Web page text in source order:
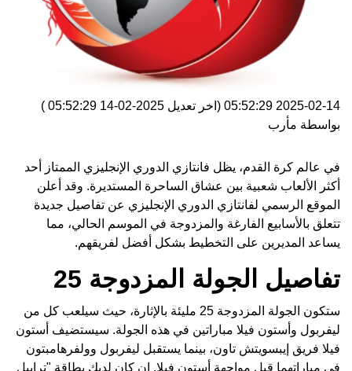
2025-02-14 05:52:29 (اخر تعديل 2025-02-14 05:52:29
)
بواسطة مأرب
في عالم كرة القدم، يظل فانتازي الدوري الإنجليزي الممتاز أحد
أكثر الألعاب شعبية بين عشاق الساحرة المستديرة. وقد أعلن
الموقع الرسمي لفانتازي الدوري الإنجليزي عن تفاصيل جديدة
تتعلق بالأسابيع الفارغة والمزدوجة في الموسم الحالي، مما
يساعد المديرين على التخطيط بشكل أفضل لفريقهم.
تفاصيل الجولة المزدوجة 25
ستكون الجولة المزدوجة 25 مليئة بالإثارة، حيث سيلعب كل من
ليفربول وأستون فيلا مباراتين في هذه الجولة. سيستضيف أستون
فيلا فريق إيبسويتش تاون، بينما يستقبل ليفربول وولفرهامبتون
في مباراتهما قبل مواجهة أستون فيلا. إن كان لديك بطاقة "ترابيل